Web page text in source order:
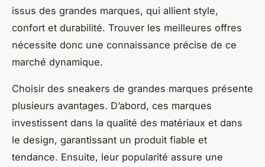
issus des grandes marques, qui allient style,
confort et durabilité. Trouver les meilleures offres
nécessite donc une connaissance précise de ce
marché dynamique.
Choisir des sneakers de grandes marques présente
plusieurs avantages. D’abord, ces marques
investissent dans la qualité des matériaux et dans
le design, garantissant un produit fiable et
tendance. Ensuite, leur popularité assure une